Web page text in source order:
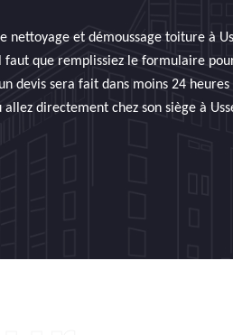
nettoyage et démoussage toiture à
que remplissiez le formulaire
devis sera fait dans moins 24
directement chez son siège à